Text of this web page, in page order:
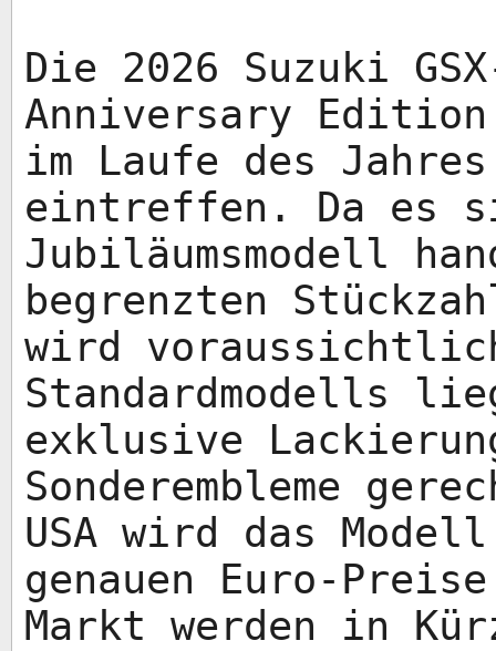
Die 2026 Suzuki
Anniversary
im Laufe des
eintreffen. Da es
Jubiläumsmodell
begrenzten
wird
Standardmodells
exklusive
Sonderembleme
USA wird das
genauen Euro-
Markt werden in